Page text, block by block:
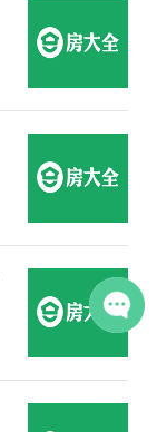
08-06 00:13
08-05 17:47
08-05 00:26
08-04 19:35